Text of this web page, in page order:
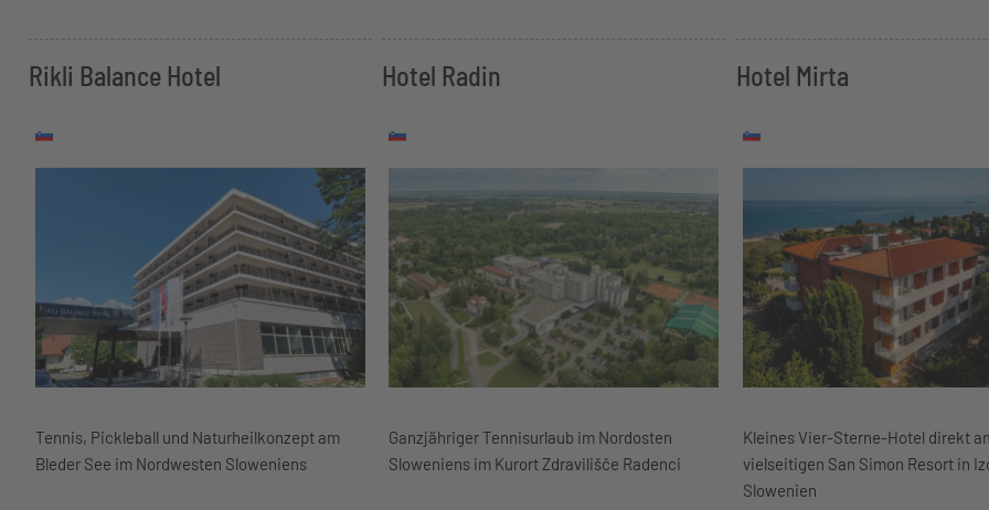
Rikli Balance Hotel
Tennis, Pickleball und Naturheilkonzept am
Bleder See im Nordwesten Sloweniens
Hotel Radin
Ganzjähriger Tennisurlaub im Nordosten
Sloweniens im Kurort Zdravilišče Radenci
Hotel Mirta
Kleines Vier-Sterne-Hotel direkt
vielseitigen San Simon Resort in
Slowenien